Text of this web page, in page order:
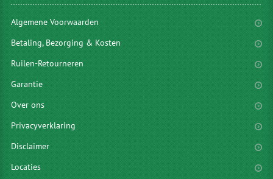
Algemene Voorwaarden
Betaling, Bezorging & Kosten
Ruilen-Retourneren
Garantie
Over ons
Privacyverklaring
Disclaimer
Locaties